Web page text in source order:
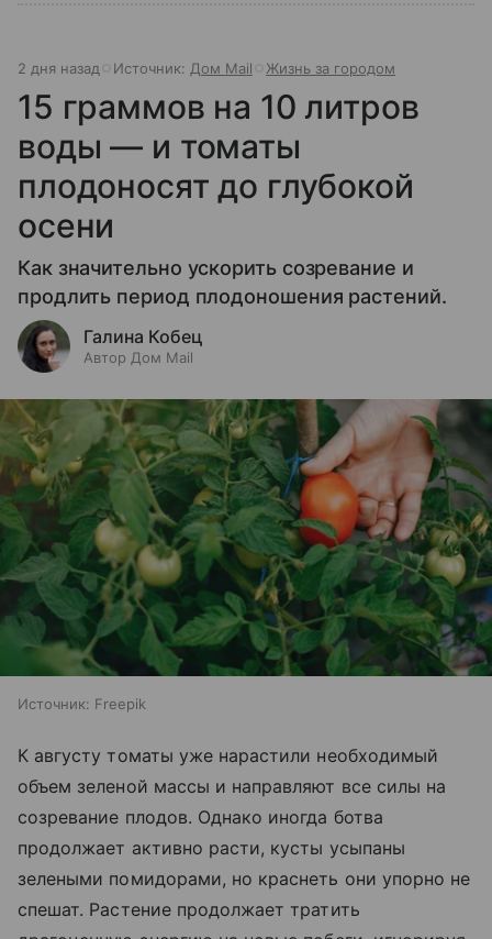
2 дня назад Источник: Дом Mail Жизнь за городом
15 граммов на 10 литров
воды — и томаты
плодоносят до глубокой
осени
Как значительно ускорить созревание и
продлить период плодоношения растений.
Галина Кобец
Автор Дом Mail
Источник: Freepik
К августу томаты уже нарастили необходимый
объем зеленой массы и направляют все силы на
созревание плодов. Однако иногда ботва
продолжает активно расти, кусты усыпаны
зелеными помидорами, но краснеть они упорно не
спешат. Растение продолжает тратить